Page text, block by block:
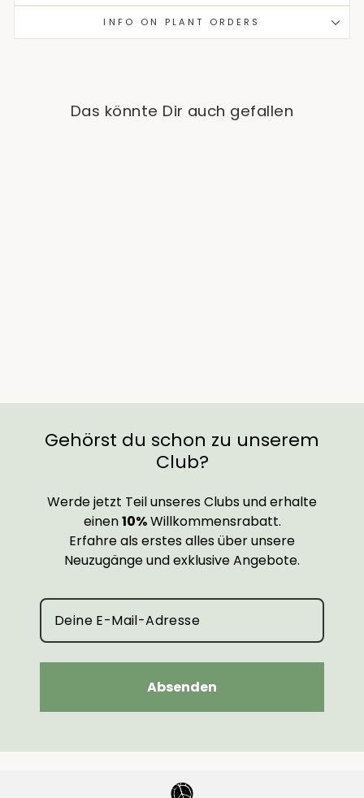
INFO ON PLANT ORDERS
Das könnte Dir auch gefallen
Gehörst du schon zu unserem
Club?
Werde jetzt Teil unseres Clubs und erhalte
einen10%Willkommensrabatt.
Erfahre als erstes alles über unsere
Neuzugänge und exklusive Angebote.
Absenden